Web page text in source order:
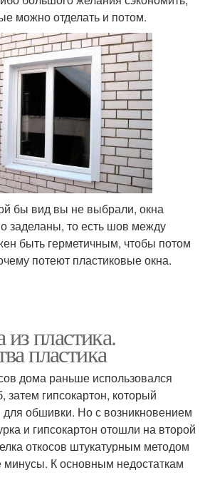
можно отделать и потом.
бы вид вы не выбрали, окна
заделаны, то есть шов между
быть герметичным, чтобы потом
потеют пластиковые окна.
пластика.
пластика
дома раньше использовался
затем гипсокартон, который
обшивки. Но с возникновением
и гипсокартон отошли на второй
откосов штукатурным методом
минусы. К основным недостаткам